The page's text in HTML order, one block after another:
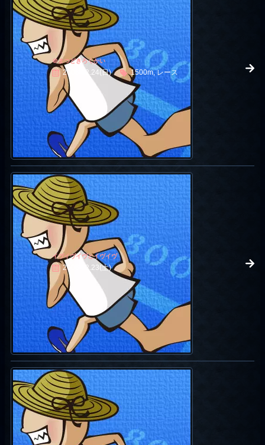
＠まつどきろくかい
2006.12.24(日) 1500m, レース
イヴイヴイヴとイヴイヴ
2006.12.23(土)